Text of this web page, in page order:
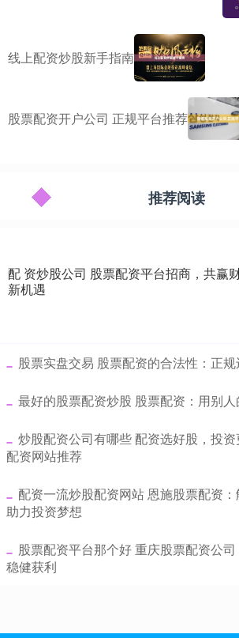
线上配资炒股新手指南
股票配资开户公司 正规平台推荐
推荐阅读
配 资炒股公司 股票配资平台招商，共赢
新机遇
股票实盘交易 股票配资的合法性：正规
最好的股票配资炒股 股票配资：用别
炒股配资公司有哪些 配资选好股，投
配资网站推荐
配资一流炒股配资网站 恩施股票配资：
助力投资梦想
股票配资平台那个好 重庆股票配资公司
稳健获利